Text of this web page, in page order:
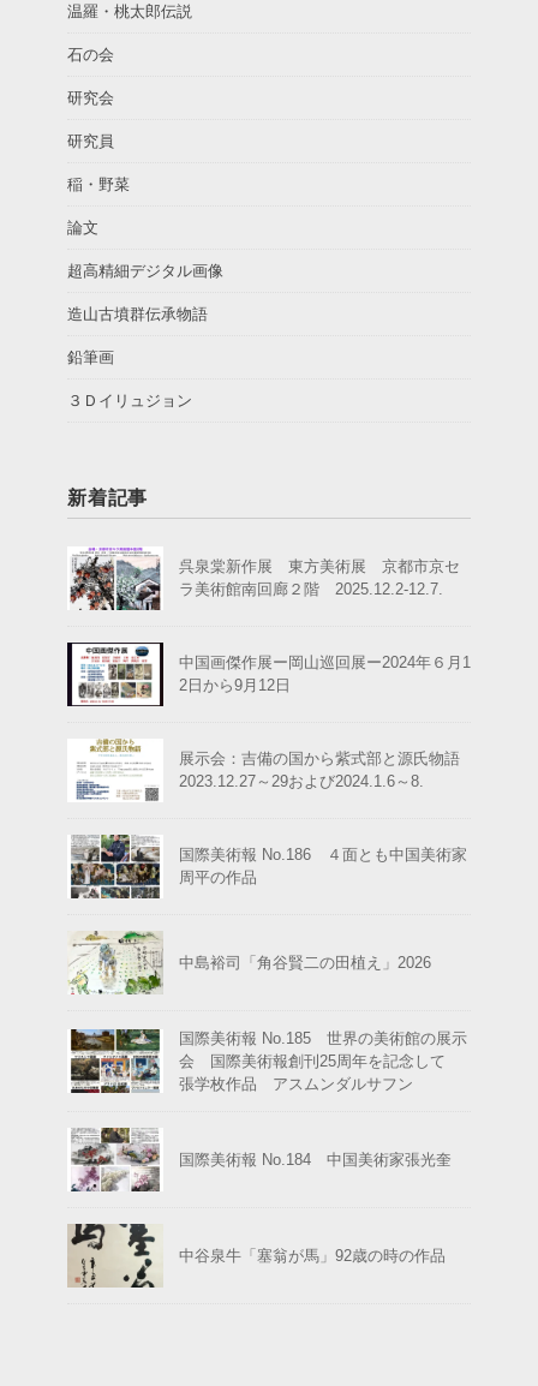
温羅・桃太郎伝説
石の会
研究会
研究員
稲・野菜
論文
超高精細デジタル画像
造山古墳群伝承物語
鉛筆画
３Ｄイリュジョン
新着記事
呉泉棠新作展 東方美術展 京都市京セ
ラ美術館南回廊２階 2025.12.2-12.7.
中国画傑作展ー岡山巡回展ー2024年６月1
2日から9月12日
展示会：吉備の国から紫式部と源氏物語
2023.12.27～29および2024.1.6～8.
国際美術報 No.186 ４面とも中国美術家
周平の作品
中島裕司「角谷賢二の田植え」2026
国際美術報 No.185 世界の美術館の展示
会 国際美術報創刊25周年を記念して
張学枚作品 アスムンダルサフン
国際美術報 No.184 中国美術家張光奎
中谷泉牛「塞翁が馬」92歳の時の作品